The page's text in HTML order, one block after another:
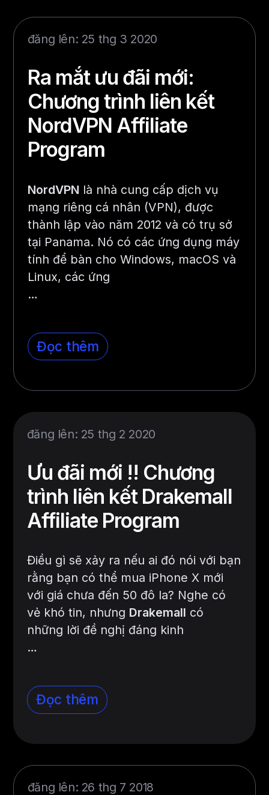
đăng lên: 25 thg 3 2020
Ra mắt ưu đãi mới:
Chương trình liên kết
NordVPN Affiliate
Program
NordVPN là nhà cung cấp dịch vụ
mạng riêng cá nhân (VPN), được
thành lập vào năm 2012 và có trụ sở
tại Panama. Nó có các ứng dụng máy
tính để bàn cho Windows, macOS và
Linux, các ứng
…
Đọc thêm
đăng lên: 25 thg 2 2020
Ưu đãi mới !! Chương
trình liên kết Drakemall
Affiliate Program
Điều gì sẽ xảy ra nếu ai đó nói với bạn
rằng bạn có thể mua iPhone X mới
với giá chưa đến 50 đô la? Nghe có
vẻ khó tin, nhưng Drakemall có
những lời đề nghị đáng kinh
…
Đọc thêm
đăng lên: 26 thg 7 2018